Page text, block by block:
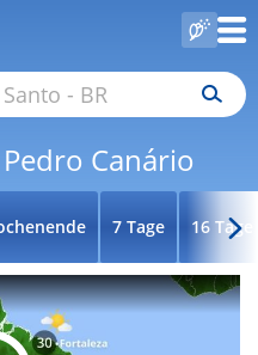
Canário
7 Tage 16 Tage